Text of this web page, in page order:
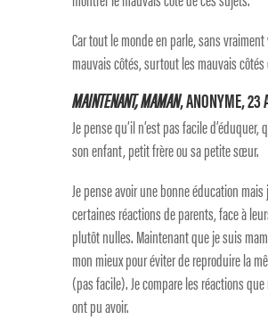
Car tout le monde en parle, sans
mauvais côtés, surtout les mauvais
MAINTENANT, MAMAN, ANONYME, 23
Je pense qu’il n’est pas facile d’éduquer,
son enfant, petit frère ou sa petite sœur.
Je pense avoir une bonne éducation
certaines réactions de parents, face à
plutôt nulles. Maintenant que je suis
mon mieux pour éviter de reproduire la
(pas facile). Je compare les réactions
ont pu avoir.